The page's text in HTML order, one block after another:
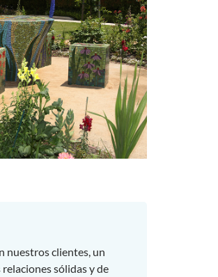
nuestros clientes, un
sólidas y de